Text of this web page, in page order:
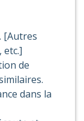
[Autres
etc.]
de
dans la